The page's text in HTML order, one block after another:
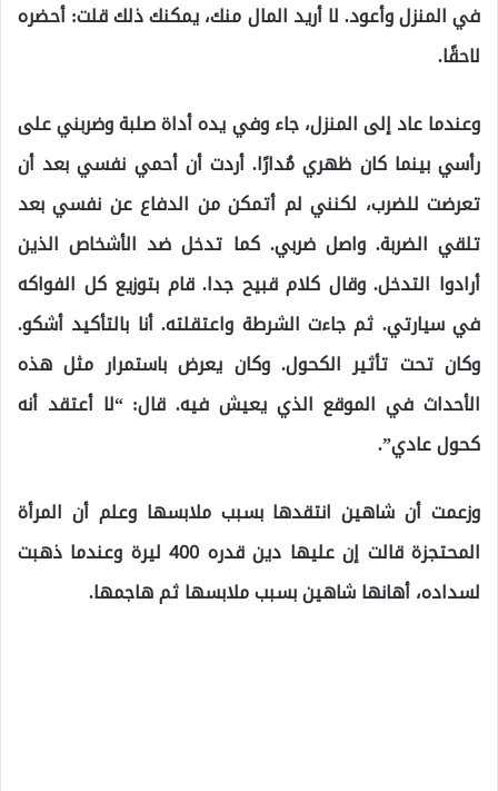
في المنزل وأعود. لا أريد المال منك، يمكنك ذلك قلت: أحضره
لاحقًا.
وعندما عاد إلى المنزل، جاء وفي يده أداة صلبة وضربني على
رأسي بينما كان ظهري مُدارًا. أردت أن أحمي نفسي بعد أن
تعرضت للضرب، لكنني لم أتمكن من الدفاع عن نفسي بعد
تلقي الضربة. واصل ضربي. كما تدخل ضد الأشخاص الذين
أرادوا التدخل. وقال كلام قبيح جدا. قام بتوزيع كل الفواكه
في سيارتي. ثم جاءت الشرطة واعتقلته. أنا بالتأكيد أشكو.
وكان تحت تأثير الكحول. وكان يعرض باستمرار مثل هذه
الأحداث في الموقع الذي يعيش فيه. قال: “لا أعتقد أنه
كحول عادي”.
وزعمت أن شاهين انتقدها بسبب ملابسها وعلم أن المرأة
المحتجزة قالت إن عليها دين قدره 400 ليرة وعندما ذهبت
لسداده، أهانها شاهين بسبب ملابسها ثم هاجمها.